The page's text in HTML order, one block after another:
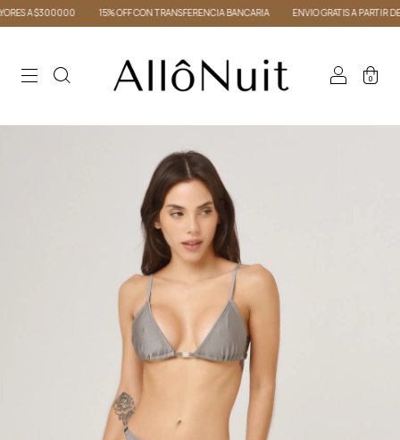
15% OFF CON TRANSFERENCIA BANCARIA ENVIO GRATIS A PARTIR DE $300000
0